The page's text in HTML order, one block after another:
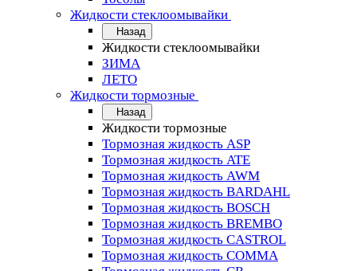
Жидкости стеклоомывайки
Назад
Жидкости стеклоомывайки
ЗИМА
ЛЕТО
Жидкости тормозные
Назад
Жидкости тормозные
Тормозная жидкость ASP
Тормозная жидкость ATE
Тормозная жидкость AWM
Тормозная жидкость BARDAHL
Тормозная жидкость BOSCH
Тормозная жидкость BREMBO
Тормозная жидкость CASTROL
Тормозная жидкость COMMA